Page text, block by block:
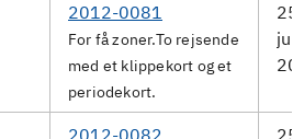
2012-0081
For få zoner.To rejsende
med et klippekort og et
periodekort.
25.
juni
2012-0082
25.